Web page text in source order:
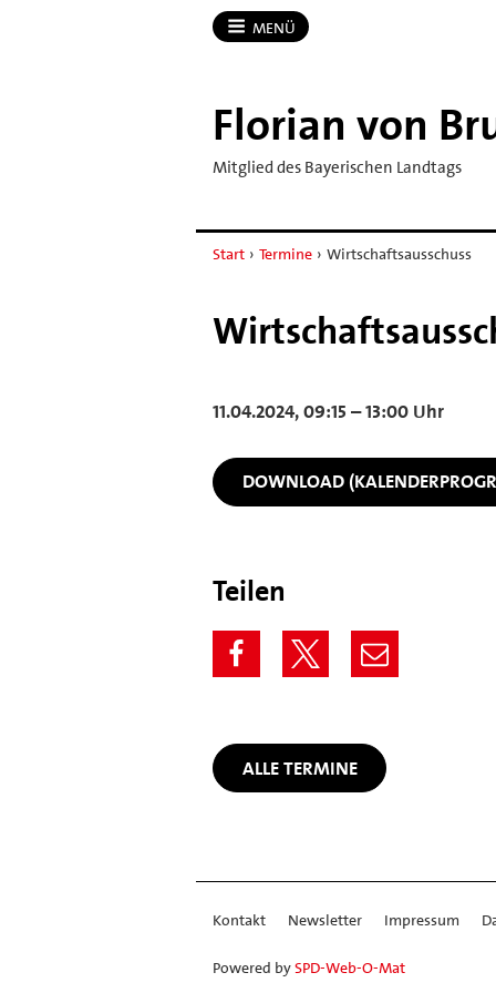
MENÜ
Florian von
Mitglied des Bayerischen Landtags
Start › Termine › Wirtschaftsausschuss
11.04.2024, 09:15 – 13:00 Uhr
DOWNLOAD
Teilen
ALLE TERMINE
Kontakt Newsletter Impressum
Powered bySPD-Web-O-Mat